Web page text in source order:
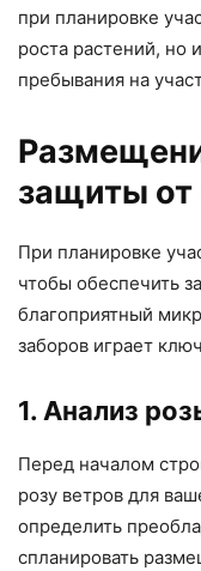
при планировке
роста растений, но
пребывания на
защиты от
При планировке
чтобы обеспечить
благоприятный
заборов играет
1. Анализ
Перед началом
розу ветров для
определить
спланировать